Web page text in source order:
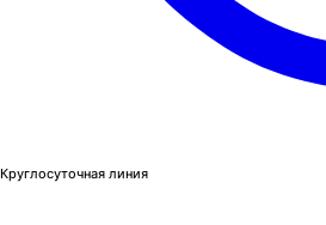
Круглосуточная линия